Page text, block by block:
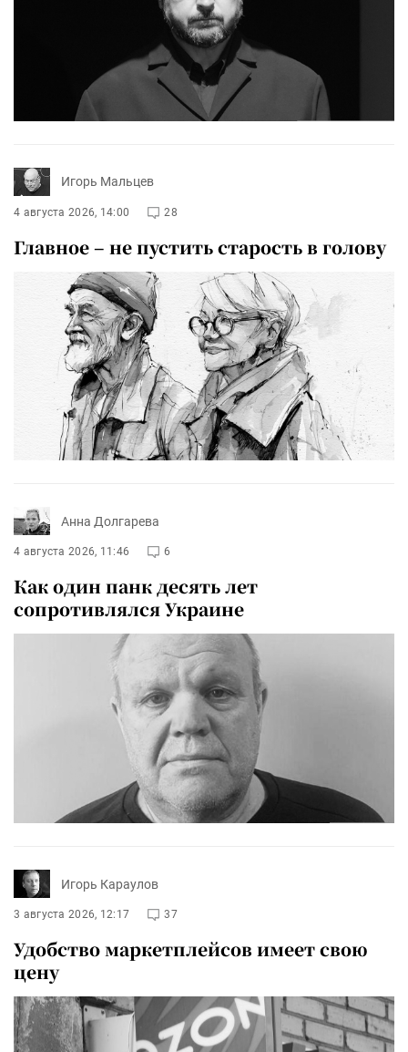
Игорь Мальцев
4 августа 2026, 14:00 28
Главное – не пустить старость в голову
Анна Долгарева
4 августа 2026, 11:46 6
Как один панк десять лет
сопротивлялся Украине
Игорь Караулов
3 августа 2026, 12:17 37
Удобство маркетплейсов имеет свою
цену